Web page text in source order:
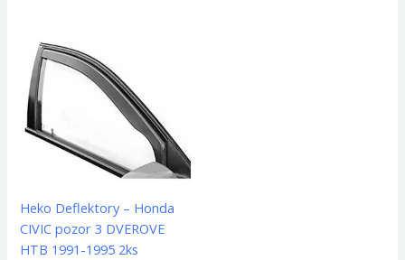
Heko Deflektory – Honda
CIVIC pozor 3 DVEROVE
HTB 1991-1995 2ks